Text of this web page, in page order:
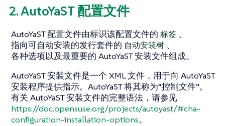
2. AutoYaST 配置文件
AutoYaST 配置文件由标识该配置文件的 标签 、
指向可自动安装的发行套件的 自动安装树 、
各种选项以及最重要的 AutoYaST 安装文件组成。
AutoYaST 安装文件是一个 XML 文件，用于向 AutoYaST
安装程序提供指示。AutoYaST 将其称为“控制文件”。
有关 AutoYaST 安装文件的完整语法，请参见
https://doc.opensuse.org/projects/autoyast/#cha-
configuration-installation-options。